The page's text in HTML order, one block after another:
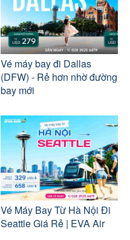
Vé máy bay đi Dallas
(DFW) - Rẻ hơn nhờ đường
bay mới
Vé Máy Bay Từ Hà Nội Đi
Seattle Giá Rẻ | EVA Air